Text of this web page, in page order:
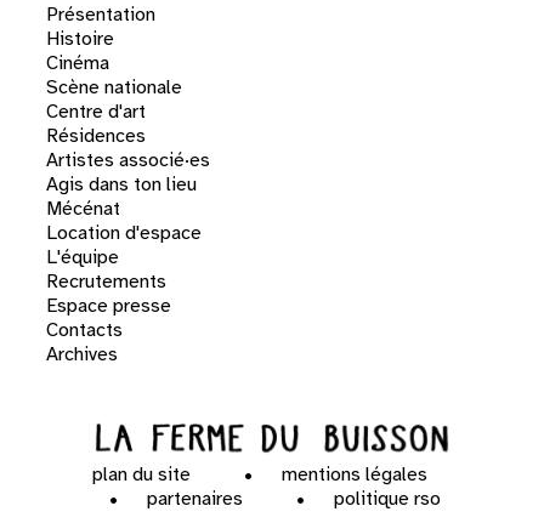
Présentation
Histoire
Cinéma
Scène nationale
Centre d'art
Résidences
Artistes associé·es
Agis dans ton lieu
Mécénat
Location d'espace
L'équipe
Recrutements
Espace presse
Contacts
Archives
plan du site
mentions légales
partenaires
politique rso